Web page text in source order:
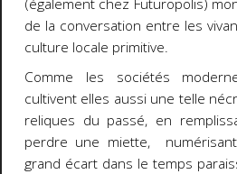
(également chez Futuropolis)
de la conversation entre les
culture locale primitive.
Comme les sociétés
cultivent elles aussi une telle
reliques du passé, en
perdre une miette,
grand écart dans le temps